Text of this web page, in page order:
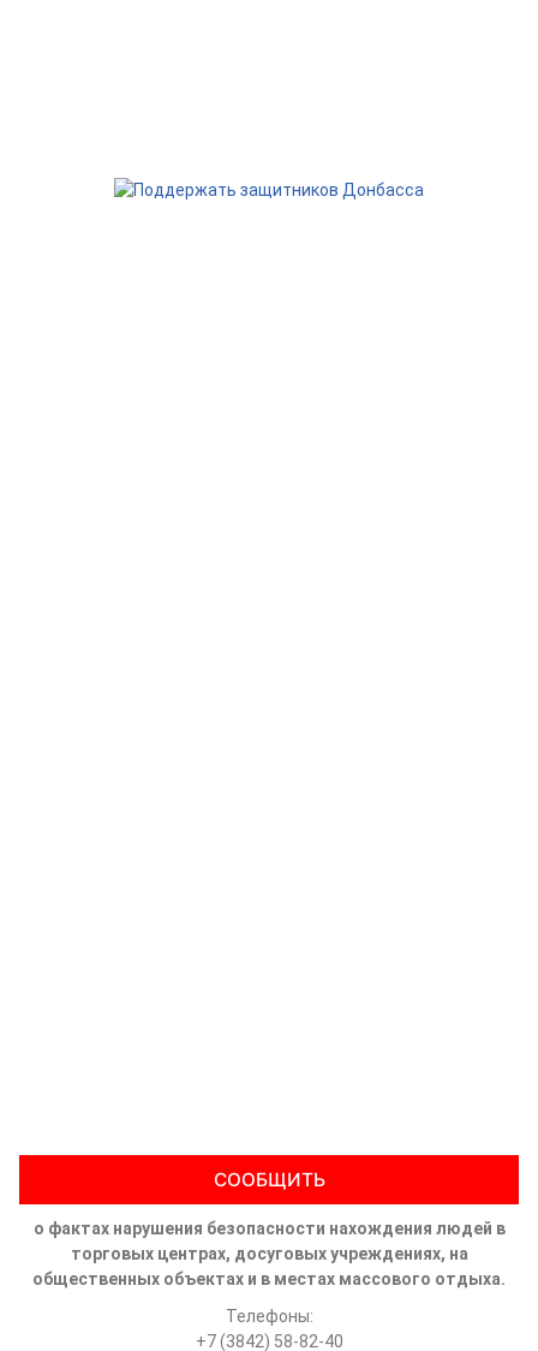
СООБЩИТЬ
о фактах нарушения безопасности нахождения людей в
торговых центрах, досуговых учреждениях, на
общественных объектах и в местах массового отдыха.
Телефоны:
+7 (3842) 58-82-40